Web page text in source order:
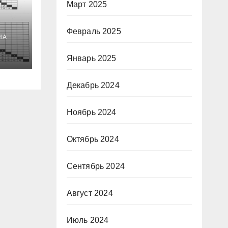
Март 2025
Февраль 2025
Январь 2025
Декабрь 2024
Ноябрь 2024
Октябрь 2024
Сентябрь 2024
Август 2024
Июль 2024